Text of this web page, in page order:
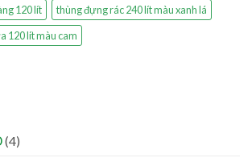
120 lít
thùng đựng rác 240 lít màu xanh lá
120 lít màu cam
(4)